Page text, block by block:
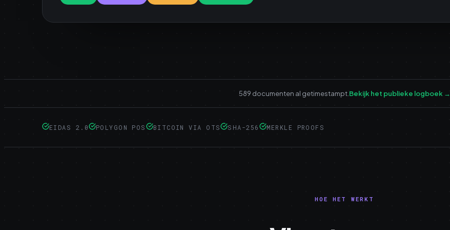
589 documenten al getimestampt.Bekijk het publieke logboek→
EIDAS 2.0 POLYGON POS BITCOIN VIA OTS SHA-256 MERKLE PROOFS
HOE HET WERKT